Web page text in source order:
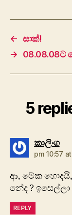
← සාක්!
→
08.08.08ට
5
කාලිංග
pm 10:57
ආ, මේක
නේද ?
REPLY